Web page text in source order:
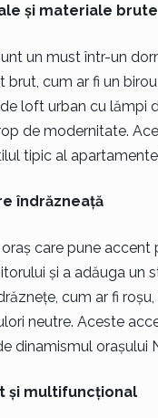
și materiale brute
un must într-un
cum ar fi un
loft urban cu lămpi
de modernitate.
tipic al
îndrăzneață
care pune
și a adăuga un
cum ar fi
neutre. Aceste
dinamismul orașului
și multifuncțional